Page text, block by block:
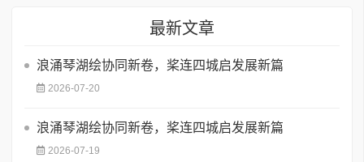
最新文章
浪涌琴湖绘协同新卷，桨连四城启发展新篇
2026-07-20
浪涌琴湖绘协同新卷，桨连四城启发展新篇
2026-07-19